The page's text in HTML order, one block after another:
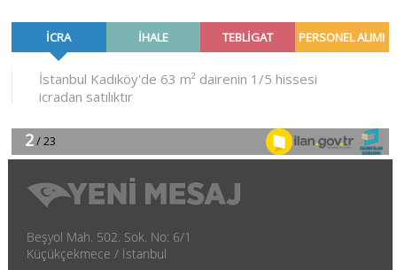
Beşyol Mah. 502. Sok. No: 6/1
Küçükçekmece / İstanbul